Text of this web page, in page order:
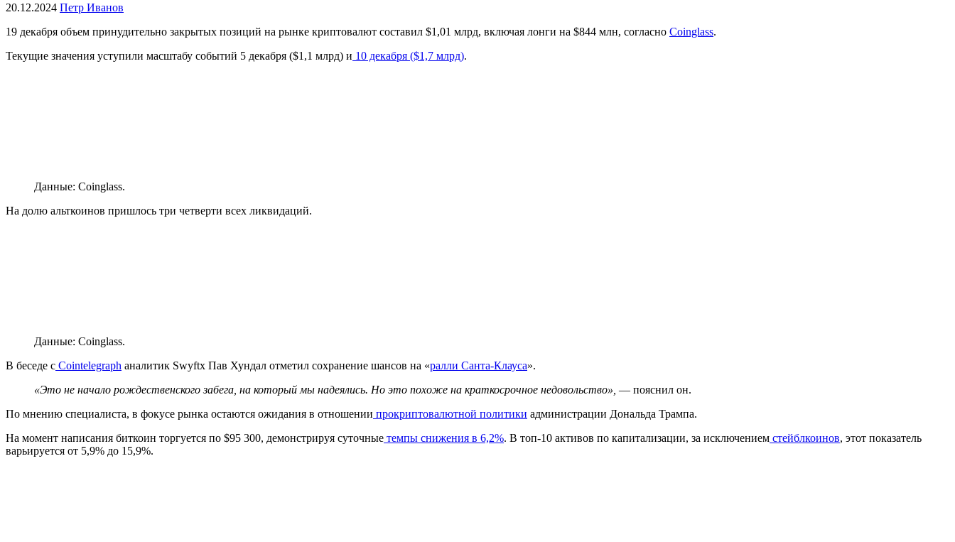
20.12.2024 Петр Иванов
19 декабря объем принудительно закрытых позиций на рынке криптовалют составил $1,01 млрд, включая лонги на $844 млн, согласно Coinglass.
Текущие значения уступили масштабу событий 5 декабря ($1,1 млрд) и 10 декабря ($1,7 млрд).
Данные: Coinglass.
На долю альткоинов пришлось три четверти всех ликвидаций.
Данные: Coinglass.
В беседе с Cointelegraph аналитик Swyftx Пав Хундал отметил сохранение шансов на «ралли Санта-Клауса».
«Это не начало рождественского забега, на который мы надеялись. Но это похоже на краткосрочное недовольство», — пояснил он.
По мнению специалиста, в фокусе рынка остаются ожидания в отношении прокриптовалютной политики администрации Дональда Трампа.
На момент написания биткоин торгуется по $95 300, демонстрируя суточные темпы снижения в 6,2%. В топ-10 активов по капитализации, за исключением стейблкоинов, этот показатель
варьируется от 5,9% до 15,9%.